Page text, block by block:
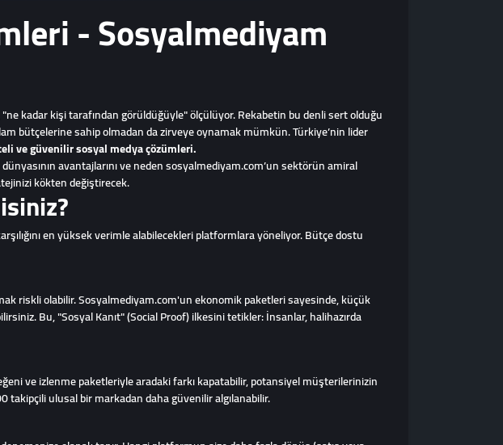
- Sosyalmediyam
kadar kişi tarafından görüldüğüyle" ölçülüyor. Rekabetin bu denli sert olduğu
bütçelerine sahip olmadan da zirveye oynamak mümkün. Türkiye’nin lider
ve güvenilir sosyal medya çözümleri.
avantajlarını ve neden sosyalmediyam.com’un sektörün amiral
kökten değiştirecek.
en yüksek verimle alabilecekleri platformlara yöneliyor. Bütçe dostu
riskli olabilir. Sosyalmediyam.com'un ekonomik paketleri sayesinde, küçük
Bu, "Sosyal Kanıt" (Social Proof) ilkesini tetikler: İnsanlar, halihazırda
ve izlenme paketleriyle aradaki farkı kapatabilir, potansiyel müşterilerinizin
ulusal bir markadan daha güvenilir algılanabilir.